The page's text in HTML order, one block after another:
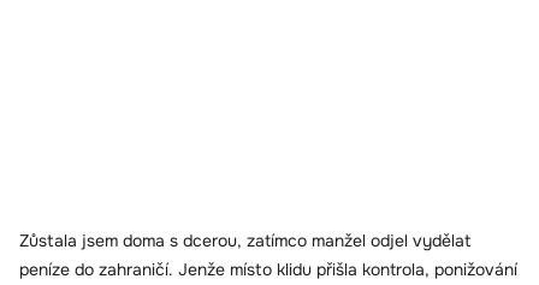
Zůstala jsem doma s dcerou, zatímco manžel odjel vydělat
peníze do zahraničí. Jenže místo klidu přišla kontrola, ponižování